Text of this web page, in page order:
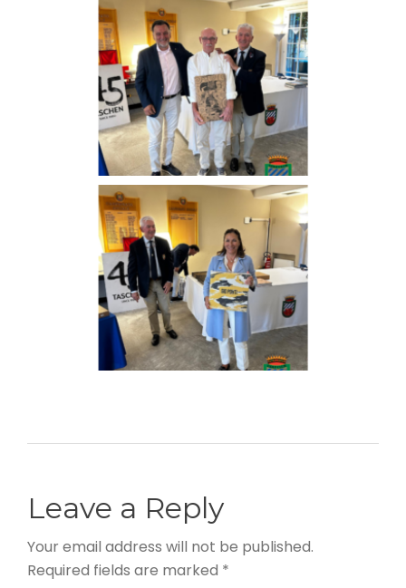
Leave a Reply
Your email address will not be published.
Required fields are marked *